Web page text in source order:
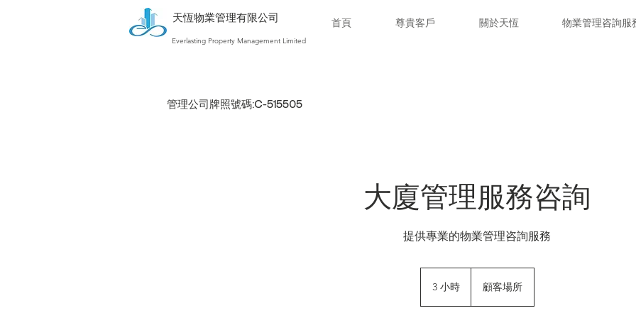
天恆物業管理有限公司 首頁 尊貴客戶 關於天恆 物業管理咨詢服
Everlasting Property Management Limited
管理公司牌照號碼:C-515505
大廈管理服務咨詢
提供專業的物業管理咨詢服務
3 小時3
顧客場所